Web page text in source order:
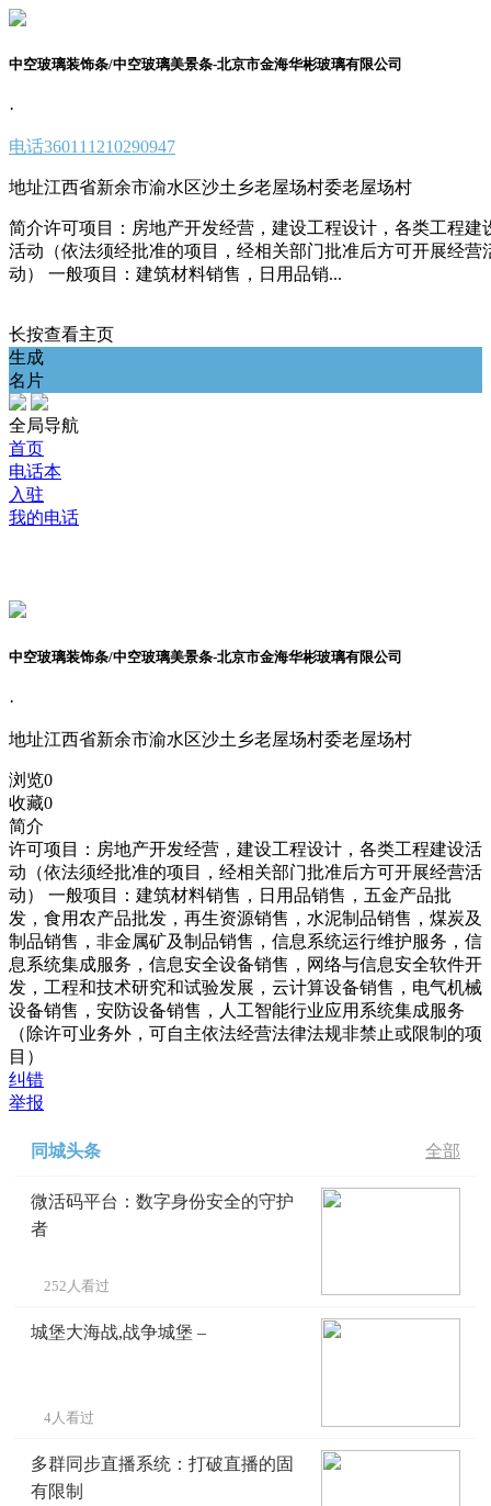
中空玻璃装饰条/中空玻璃美景条-北京市金海华彬玻璃有限公司
·
电话360111210290947
地址江西省新余市渝水区沙土乡老屋场村委老屋场村
简介许可项目：房地产开发经营，建设工程设计，各类工程建
活动（依法须经批准的项目，经相关部门批准后方可开展经营
动） 一般项目：建筑材料销售，日用品销...
长按查看主页
生成
名片
全局导航
首页
电话本
入驻
我的电话
中空玻璃装饰条/中空玻璃美景条-北京市金海华彬玻璃有限公司
·
地址江西省新余市渝水区沙土乡老屋场村委老屋场村
浏览0
收藏0
简介
许可项目：房地产开发经营，建设工程设计，各类工程建设活
动（依法须经批准的项目，经相关部门批准后方可开展经营活
动） 一般项目：建筑材料销售，日用品销售，五金产品批
发，食用农产品批发，再生资源销售，水泥制品销售，煤炭及
制品销售，非金属矿及制品销售，信息系统运行维护服务，信
息系统集成服务，信息安全设备销售，网络与信息安全软件开
发，工程和技术研究和试验发展，云计算设备销售，电气机械
设备销售，安防设备销售，人工智能行业应用系统集成服务
（除许可业务外，可自主依法经营法律法规非禁止或限制的项
目）
纠错
举报
同城头条 全部
微活码平台：数字身份安全的守护
者
252人看过
城堡大海战,战争城堡 –
4人看过
多群同步直播系统：打破直播的固
有限制